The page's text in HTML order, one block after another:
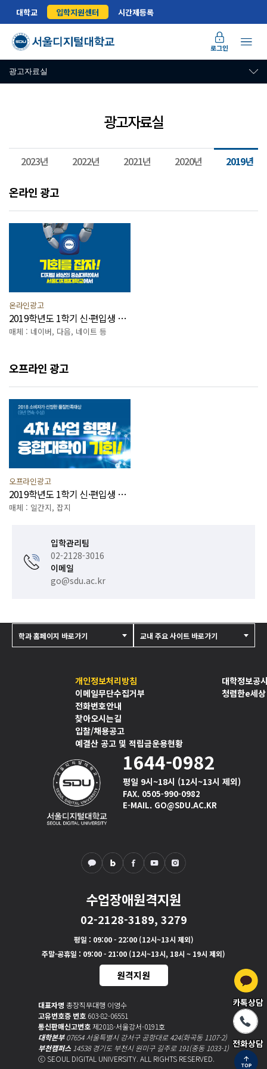
대학교 입학지원센터 시간제등록
로그인
광고자료실
광고자료실
2023년 2022년 2021년 2020년 2019년
2019학년도 대학 홍보 광고 목록
온라인 광고
온라인광고
2019학년도 1학기 신·편입생 모집
매체 : 네이버, 다음, 네이트 등
오프라인 광고
오프라인광고
2019학년도 1학기 신·편입생 모집
매체 : 일간지, 잡지
입학관리팀
02-2128-3016
이메일
go@sdu.ac.kr
개인정보처리방침
이메일무단수집거부
전화번호안내
찾아오시는길
입찰/채용공고
예결산 공고 및 적립금운용현황
대학정보공
청렴한e세상
1644-0982
평일 9시~18시 (12시~13시 제외)
FAX. 0505-990-0982
E-MAIL. GO@SDU.AC.KR
수업장애원격지원
02-2128-3189, 3279
평일 : 09:00 - 22:00 (12시~13시 제외)
주말·공휴일 : 09:00 - 21:00 (12시~13시, 18시 ~ 19시 제외)
원격지원
대표자명 총장직무대행 이영수
고유번호증 번호 603-82-06551
통신판매신고번호제2018-서울강서-0191호
대학본부07654 서울특별시 강서구 공항대로 424(화곡동 1107-2)
부천캠퍼스14538 경기도 부천시 원미구 길주로 191(중동 1033-1)
ⓒ SEOUL DIGITAL UNIVERSITY. ALL RIGHTS RESERVED.
학과 홈페이지 바로가기 교내 주요 사이트 바로가기
카톡상담
전화상담